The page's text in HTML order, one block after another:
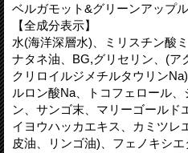
ベルガモット&グリーンアップ
【全成分表示】
水(海洋深層水)、ミリスチン酸
ナタネ油、BG,グリセリン、(ア
クリロイルジメチルタウリン
ルロン酸Na、トコフェロール
ン、サンゴ末、マリーゴールド
イヨウハッカエキス、カミツレ
皮油、リンゴ油)、フェノキシ